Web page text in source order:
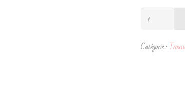
Catégorie :